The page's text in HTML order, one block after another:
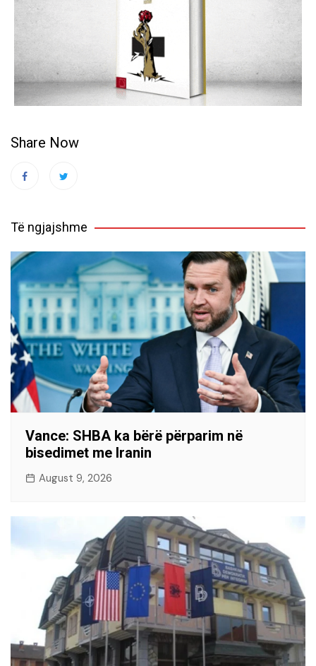
Share Now
Të ngjajshme
Vance: SHBA ka bërë përparim në
bisedimet me Iranin
August 9, 2026